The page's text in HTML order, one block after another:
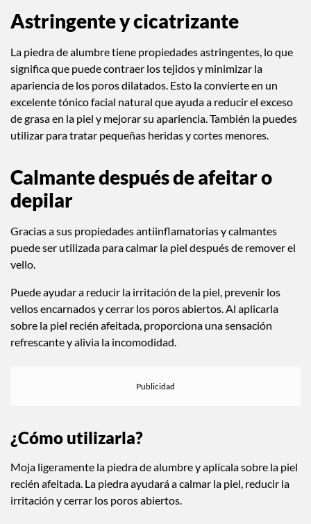
Astringente y cicatrizante
La piedra de alumbre tiene propiedades astringentes, lo que
significa que puede contraer los tejidos y minimizar la
apariencia de los poros dilatados. Esto la convierte en un
excelente tónico facial natural que ayuda a reducir el exceso
de grasa en la piel y mejorar su apariencia. También la puedes
utilizar para tratar pequeñas heridas y cortes menores.
Calmante después de afeitar o
depilar
Gracias a sus propiedades antiinflamatorias y calmantes
puede ser utilizada para calmar la piel después de remover el
vello.
Puede ayudar a reducir la irritación de la piel, prevenir los
vellos encarnados y cerrar los poros abiertos. Al aplicarla
sobre la piel recién afeitada, proporciona una sensación
refrescante y alivia la incomodidad.
¿Cómo utilizarla?
Moja ligeramente la piedra de alumbre y aplícala sobre la piel
recién afeitada. La piedra ayudará a calmar la piel, reducir la
irritación y cerrar los poros abiertos.